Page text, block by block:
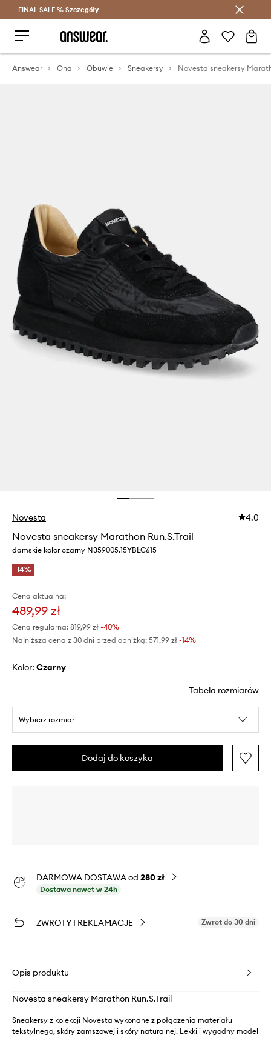
Oszczędzaj z Answear Club >
FINAL SALE % Szczegóły
Answear Ona Obuwie Sneakersy
Novesta 4.0
Novesta sneakersy Marathon Run.S.Trail
damskie kolor czarny N359005.15YBLC615
-14%
Cena aktualna:
489,99 zł
Cena regularna: 819,99 zł -40%
Najniższa cena z 30 dni przed obniżką: 571,99 zł -14%
Kolor: czarny
Tabela rozmiarów
Wybierz rozmiar
Dodaj do koszyka
DARMOWA DOSTAWA od 280 zł
Dostawa nawet w 24h
ZWROTY I REKLAMACJE Zwrot do 30 dni
Opis produktu
Novesta sneakersy Marathon Run.S.Trail
Sneakersy z kolekcji Novesta wykonane z połączenia materiału
tekstylnego, skóry zamszowej i skóry naturalnej. Lekki i wygodny model